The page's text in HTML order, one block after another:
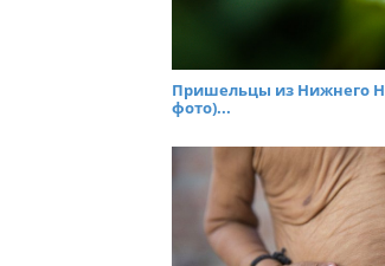
Пришельцы из Нижнего
фото)...